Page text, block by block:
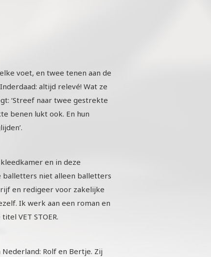
voet, en twee tenen aan de
altijd relevé! Wat ze
‘Streef naar twee gestrekte
benen lukt ook. En hun
en in deze
balletters niet alleen balletters
en redigeer voor zakelijke
Ik werk aan een roman en
VET STOER.
Nederland: Rolf en Bertje. Zij